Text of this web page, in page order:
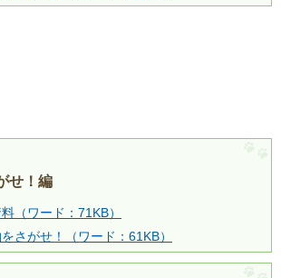
せ！編
（ワード：71KB）
さがせ！（ワード：61KB）